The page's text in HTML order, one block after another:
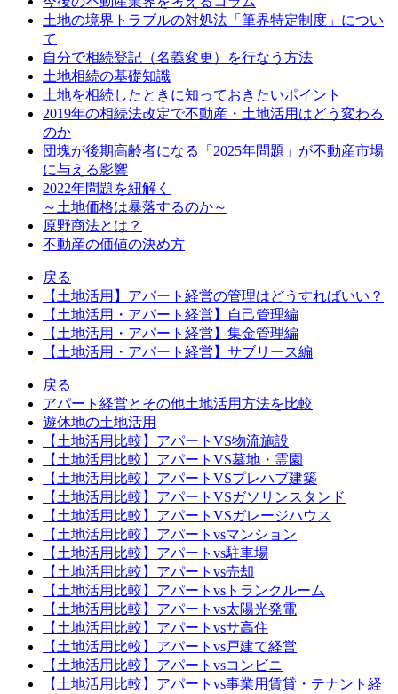
土地の境界トラブルの対処法「筆界特定制度」につい
て
自分で相続登記（名義変更）を行なう方法
土地相続の基礎知識
土地を相続したときに知っておきたいポイント
2019年の相続法改定で不動産・土地活用はどう変わる
のか
団塊が後期高齢者になる「2025年問題」が不動産市場
に与える影響
2022年問題を紐解く
～土地価格は暴落するのか～
原野商法とは？
不動産の価値の決め方
戻る
【土地活用】アパート経営の管理はどうすればいい？
【土地活用・アパート経営】自己管理編
【土地活用・アパート経営】集金管理編
【土地活用・アパート経営】サブリース編
戻る
アパート経営とその他土地活用方法を比較
遊休地の土地活用
【土地活用比較】アパートVS物流施設
【土地活用比較】アパートVS墓地・霊園
【土地活用比較】アパートVSプレハブ建築
【土地活用比較】アパートVSガソリンスタンド
【土地活用比較】アパートVSガレージハウス
【土地活用比較】アパートvsマンション
【土地活用比較】アパートvs駐車場
【土地活用比較】アパートvs売却
【土地活用比較】アパートvsトランクルーム
【土地活用比較】アパートvs太陽光発電
【土地活用比較】アパートvsサ高住
【土地活用比較】アパートvs戸建て経営
【土地活用比較】アパートvsコンビニ
【土地活用比較】アパートvs事業用賃貸・テナント経